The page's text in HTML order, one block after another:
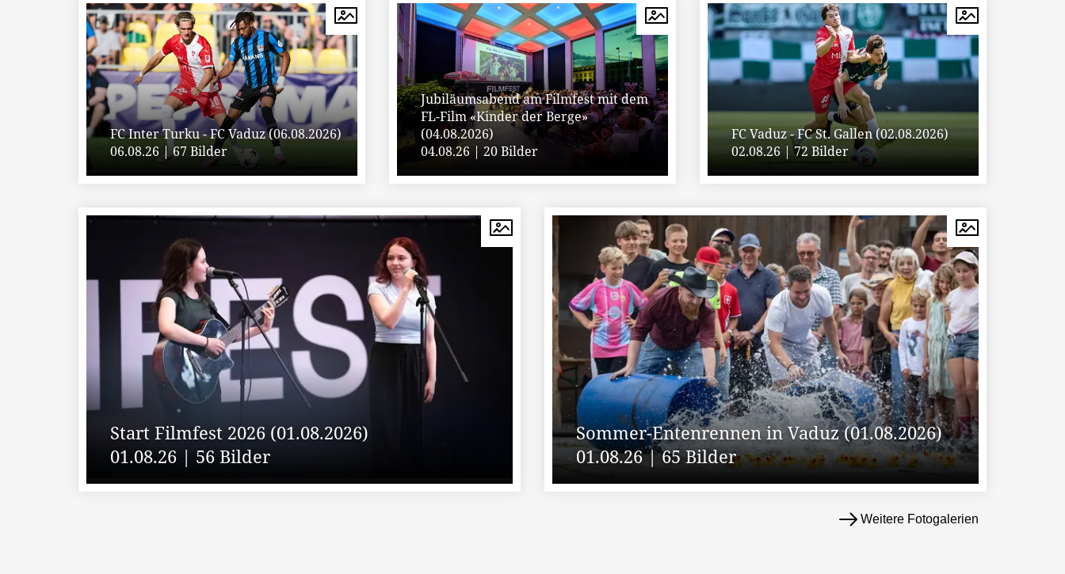
FC Inter Turku - FC Vaduz (06.08.2026)
06.08.26 | 67 Bilder
Jubiläumsabend am Filmfest mit dem
FL-Film «Kinder der Berge»
(04.08.2026)
04.08.26 | 20 Bilder
FC Vaduz - FC St. Gallen (02.08.2026)
02.08.26 | 72 Bilder
Start Filmfest 2026 (01.08.2026)
01.08.26 | 56 Bilder
Sommer-Entenrennen in Vaduz (01.08.2026)
01.08.26 | 65 Bilder
Weitere Fotogalerien